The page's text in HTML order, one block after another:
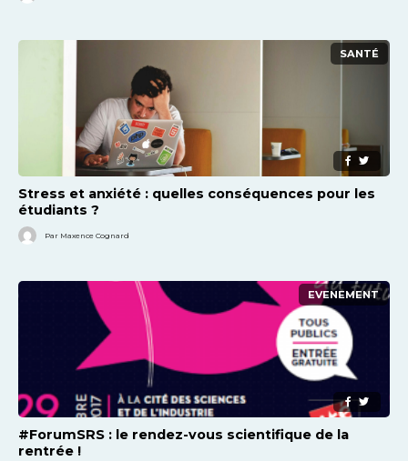
SANTÉ
Stress et anxiété : quelles conséquences pour les
étudiants ?
Par Maxence Cognard
EVENEMENT
#ForumSRS : le rendez-vous scientifique de la
rentrée !